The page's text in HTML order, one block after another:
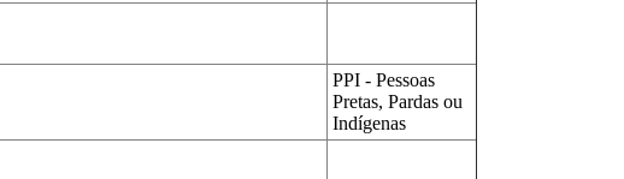
PPI - Pessoas
Pretas, Pardas ou
Indígenas